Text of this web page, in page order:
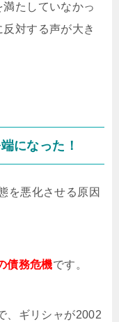
たしていなかっ
対する声が大き
になった！
を悪化させる原因
債務危機です。
、ギリシャが2002